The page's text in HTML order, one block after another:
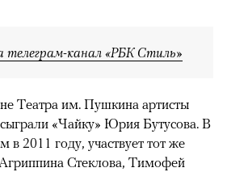
телеграм-канал «РБК Стиль»
Театра им. Пушкина артисты
«Чайку» Юрия Бутусова. В
в 2011 году, участвует тот же
Стеклова, Тимофей